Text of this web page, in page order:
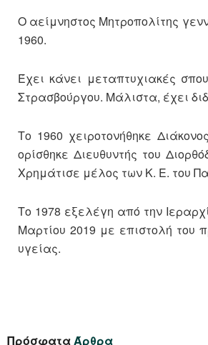
Ο αείμνηστος Μητροπολίτης
1960.
Έχει κάνει μεταπτυχιακές
Στρασβούργου. Μάλιστα, έχει
Το 1960 χειροτονήθηκε
ορίσθηκε Διευθυντής του
Χρημάτισε μέλος των Κ. Ε. του
Το 1978 εξελέγη από την
Μαρτίου 2019 με επιστολή του
υγείας.
ΠρόσφαταΆρθρα